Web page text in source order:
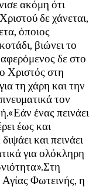
ακόμη ότι
δε χάνεται,
όποιος
βιώνει το
δε στο
Χριστός στη
τη χάρη και την
τον
ένας πεινάει
έως και
και πεινάει
για ολόκληρη
Αγίας Φωτεινής, η